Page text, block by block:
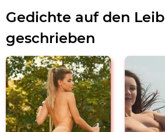
Gedichte auf den Leib
geschrieben